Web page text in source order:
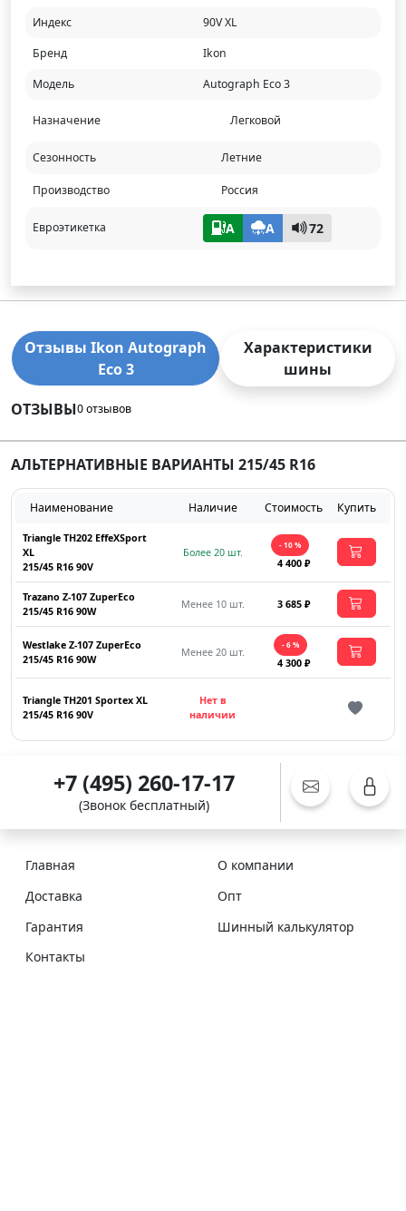
Индекс
90V XL
Бренд
Ikon
Модель
Autograph Eco 3
Назначение Легковой
Сезонность Летние
Производство Россия
Евроэтикетка A A 72
Отзывы Ikon Autograph
Eco 3
Характеристики
шины
ОТЗЫВЫ0 отзывов
АЛЬТЕРНАТИВНЫЕ ВАРИАНТЫ 215/45 R16
Наименование Наличие Стоимость Купить
Triangle TH202 EffeXSport
XL
215/45 R16 90V
Более 20 шт.
- 10 %
4 400 ₽
Trazano Z-107 ZuperEco
215/45 R16 90W
Менее 10 шт. 3 685 ₽
Westlake Z-107 ZuperEco
215/45 R16 90W
Менее 20 шт.
- 6 %
4 300 ₽
Triangle TH201 Sportex XL
215/45 R16 90V
Нет в
наличии
+7 (495) 260-17-17
(Звонок бесплатный)
Главная
О компании
Доставка
Опт
Гарантия
Шинный калькулятор
Контакты